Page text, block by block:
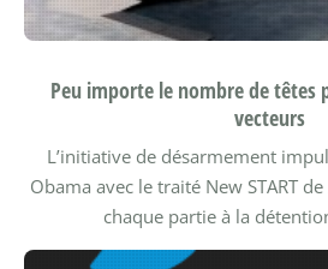
Peu importe le nombre de têtes
vecteurs
L’initiative de désarmement
Obama avec le traité New START
chaque partie à la